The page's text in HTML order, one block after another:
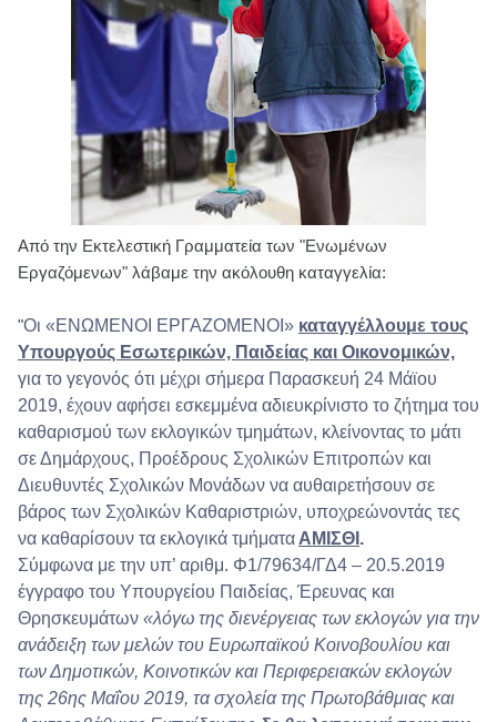
Από την Εκτελεστική Γραμματεία των "Ενωμένων
Εργαζόμενων" λάβαμε την ακόλουθη καταγγελία:
"Οι «ΕΝΩΜΕΝΟΙ ΕΡΓΑΖΟΜΕΝΟΙ» καταγγέλλουμε τους
Υπουργούς Εσωτερικών, Παιδείας και Οικονομικών,
για το γεγονός ότι μέχρι σήμερα Παρασκευή 24 Μάϊου
2019, έχουν αφήσει εσκεμμένα αδιευκρίνιστο το ζήτημα του
καθαρισμού των εκλογικών τμημάτων, κλείνοντας το μάτι
σε Δημάρχους, Προέδρους Σχολικών Επιτροπών και
Διευθυντές Σχολικών Μονάδων να αυθαιρετήσουν σε
βάρος των Σχολικών Καθαριστριών, υποχρεώνοντάς τες
να καθαρίσουν τα εκλογικά τμήματα ΑΜΙΣΘΙ .
Σύμφωνα με την υπ’ αριθμ. Φ1/79634/ΓΔ4 – 20.5.2019
έγγραφο του Υπουργείου Παιδείας, Έρευνας και
Θρησκευμάτων «λόγω της διενέργειας των εκλογών για την
ανάδειξη των μελών του Ευρωπαϊκού Κοινοβουλίου και
των Δημοτικών, Κοινοτικών και Περιφερειακών εκλογών
της 26ης Μαΐου 2019, τα σχολεία της Πρωτοβάθμιας και